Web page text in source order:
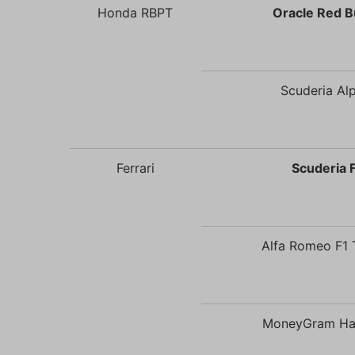
Honda RBPT Oracle Red
Scuderia
Ferrari Scuderia
Alfa Romeo F1
MoneyGram
pfp-uid